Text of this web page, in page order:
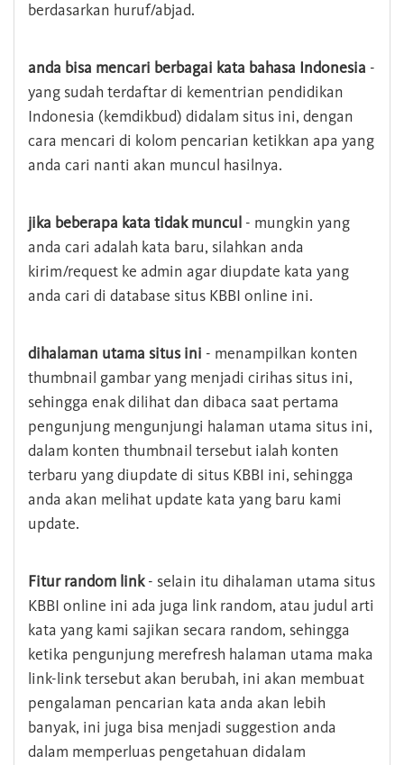
berdasarkan huruf/abjad.
anda bisa mencari berbagai kata bahasa Indonesia -
yang sudah terdaftar di kementrian pendidikan
Indonesia (kemdikbud) didalam situs ini, dengan
cara mencari di kolom pencarian ketikkan apa yang
anda cari nanti akan muncul hasilnya.
jika beberapa kata tidak muncul - mungkin yang
anda cari adalah kata baru, silahkan anda
kirim/request ke admin agar diupdate kata yang
anda cari di database situs KBBI online ini.
dihalaman utama situs ini - menampilkan konten
thumbnail gambar yang menjadi cirihas situs ini,
sehingga enak dilihat dan dibaca saat pertama
pengunjung mengunjungi halaman utama situs ini,
dalam konten thumbnail tersebut ialah konten
terbaru yang diupdate di situs KBBI ini, sehingga
anda akan melihat update kata yang baru kami
update.
Fitur random link- selain itu dihalaman utama situs
KBBI online ini ada juga link random, atau judul arti
kata yang kami sajikan secara random, sehingga
ketika pengunjung merefresh halaman utama maka
link-link tersebut akan berubah, ini akan membuat
pengalaman pencarian kata anda akan lebih
banyak, ini juga bisa menjadi suggestion anda
dalam memperluas pengetahuan didalam